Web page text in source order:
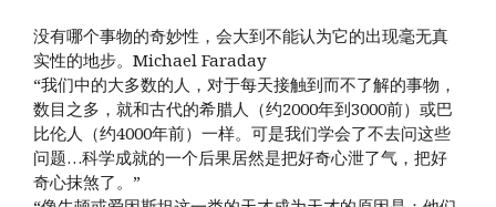
没有哪个事物的奇妙性，会大到不能认为它的出现毫无真
实性的地步。Michael Faraday
“我们中的大多数的人，对于每天接触到而不了解的事物，
数目之多，就和古代的希腊人（约2000年到3000前）或巴
比伦人（约4000年前）一样。可是我们学会了不去问这些
问题…科学成就的一个后果居然是把好奇心泄了气，把好
奇心抹煞了。”